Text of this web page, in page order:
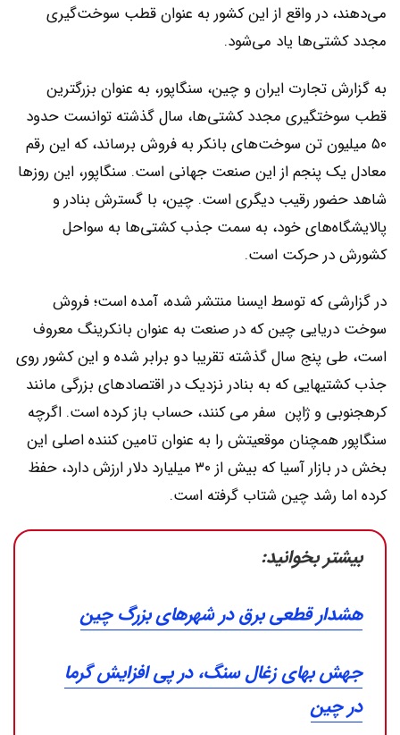
می‌دهند، در واقع از این کشور به عنوان قطب سوخت‌گیری
مجدد کشتی‌ها یاد می‌شود.
به گزارش تجارت ایران و چین، سنگاپور، به عنوان بزرگترین
قطب سوختگیری مجدد کشتی‌ها، سال گذشته توانست حدود
۵۰ میلیون تن سوخت‌های بانکر به فروش برساند، که این رقم
معادل یک پنجم از این صنعت جهانی است. سنگاپور، این روزها
شاهد حضور رقیب دیگری است. چین، با گسترش بنادر و
پالایشگاه‌های خود، به سمت جذب کشتی‌ها به سواحل
کشورش در حرکت است.
در گزارشی که توسط ایسنا منتشر شده، آمده است؛ فروش
سوخت دریایی چین که در صنعت به عنوان بانکرینگ معروف
است، طی پنج سال گذشته تقریبا دو برابر شده و این کشور روی
جذب کشتیهایی که به بنادر نزدیک در اقتصادهای بزرگی مانند
کرهجنوبی و ژاپن سفر می کنند، حساب باز کرده است. اگرچه
سنگاپور همچنان موقعیتش را به عنوان تامین کننده اصلی این
بخش در بازار آسیا که بیش از ۳۰ میلیارد دلار ارزش دارد، حفظ
کرده اما رشد چین شتاب گرفته است.
بیشتر بخوانید:
هشدار قطعی برق در شهرهای بزرگ چین
جهش بهای زغال سنگ، در پی افزایش گرما
در چین